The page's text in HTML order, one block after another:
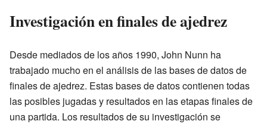
Investigación en finales de ajedrez
Desde mediados de los años 1990, John Nunn ha
trabajado mucho en el análisis de las bases de datos de
finales de ajedrez. Estas bases de datos contienen todas
las posibles jugadas y resultados en las etapas finales de
una partida. Los resultados de su investigación se